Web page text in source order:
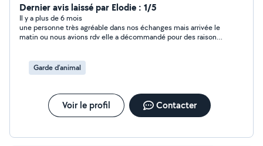
Dernier avis laissé par Elodie : 1/5
Il y a plus de 6 mois
une personne très agréable dans nos échanges mais arrivée le
matin ou nous avions rdv elle a décommandé pour des raisons
Garde d’animal
Voir le profil Contacter